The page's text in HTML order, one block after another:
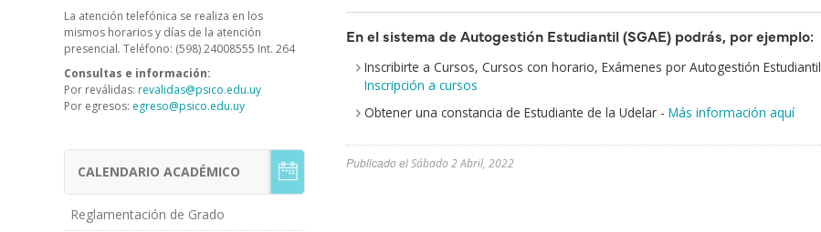
La atención telefónica se realiza en los
mismos horarios y días de la atención
presencial. Teléfono: (598) 24008555 Int. 264
Consultas e información:
Por reválidas: revalidas@psico.edu.uy
Por egresos: egreso@psico.edu.uy
Menú
Estudiantes
de
Grado
CALENDARIO ACADÉMICO
Reglamentación de Grado
En el sistema de Autogestión Estudiantil (SGAE) podrás, por ejemplo:
Inscribirte a Cursos, Cursos con horario, Exámenes por Autogestión Estudiantil
Inscripción a cursos
Obtener una constancia de Estudiante de la Udelar - Más información aquí
Publicado elSábado 2 Abril, 2022